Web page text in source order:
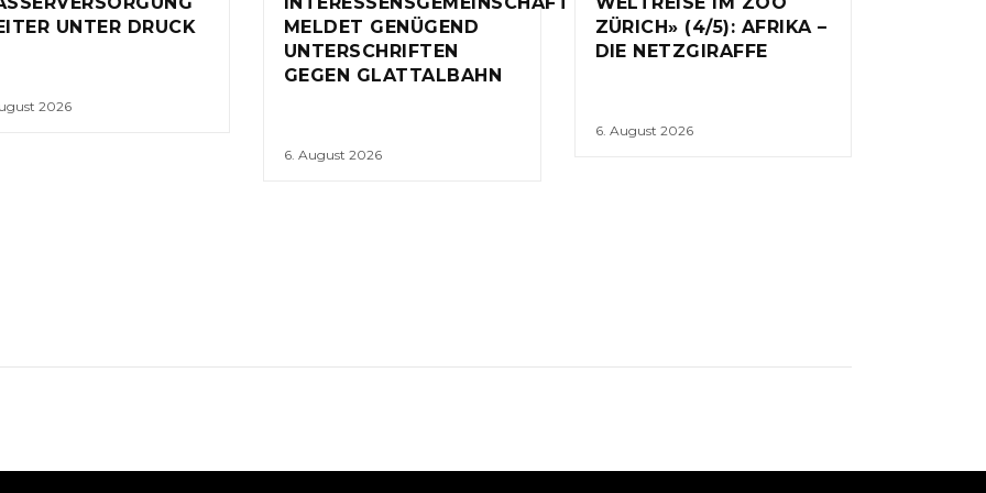
UNTER DRUCK
2026
MELDET GENÜGEND
UNTERSCHRIFTEN
GEGEN GLATTALBAHN
6. August 2026
ZÜRICH» (4/5): AFRIKA –
DIE NETZGIRAFFE
6. August 2026